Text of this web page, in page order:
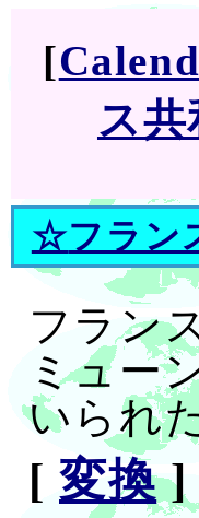
[
ス共
☆フラン
フラン
ミュー
いられ
[ 変換]